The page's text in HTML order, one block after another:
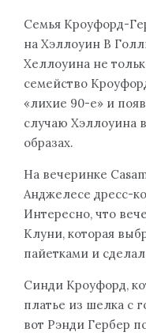
Семья Кроуфорд-
на Хэллоуин В
Хеллоуина не
семейство
«лихие 90-е» и
случаю Хэллоуина
образах.
На вечеринке
Анджелесе дресс-
Интересно, что
Клуни, которая
пайетками и
Синди Кроуфорд,
платье из шелка с
вот Рэнди Гербер